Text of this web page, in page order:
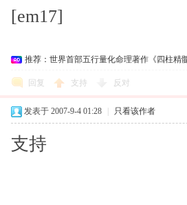
[em17]
推荐：世界首部五行量化命理著作《四柱精
回复 支持 反对
发表于 2007-9-4 01:28 只看该作者
支持